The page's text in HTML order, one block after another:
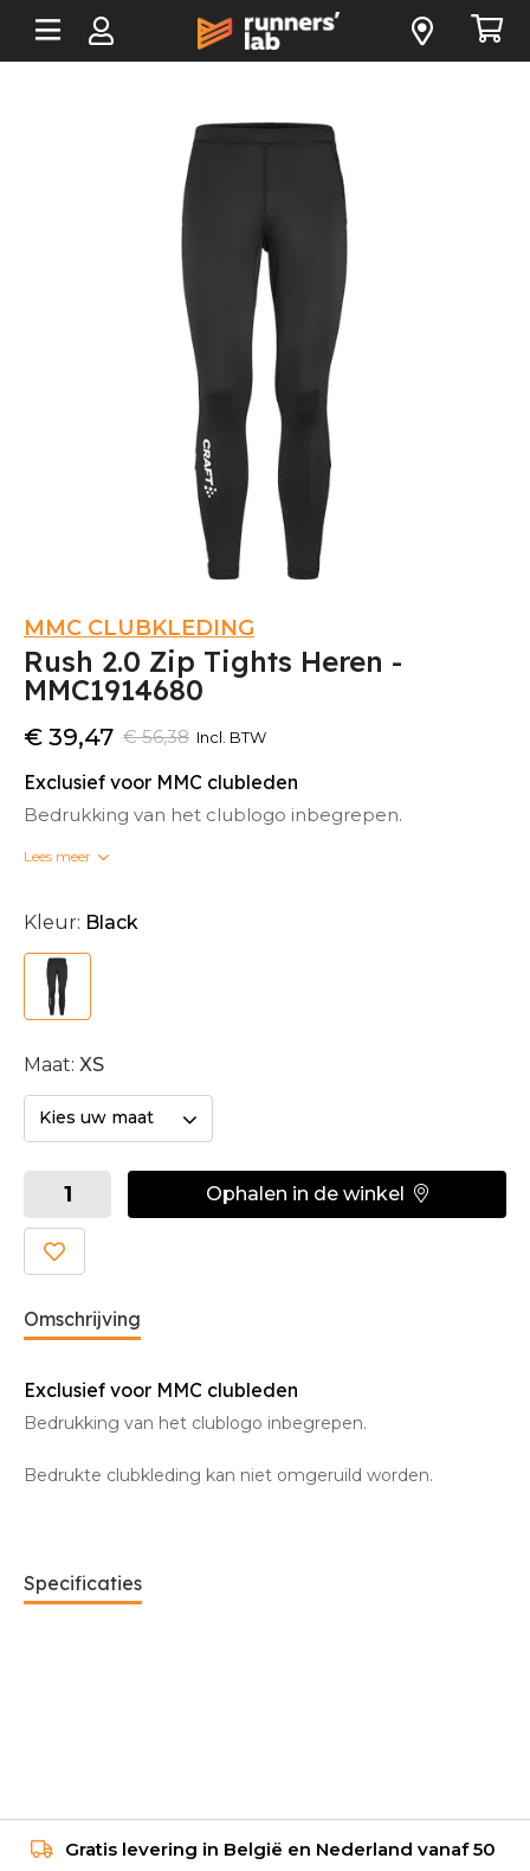
MMC CLUBKLEDING
Rush 2.0 Zip Tights Heren -
MMC1914680
€ 56,38
€ 39,47 Incl. BTW
Exclusief voor MMC clubleden
Bedrukking van het clublogo inbegrepen.
Bedrukte clubkleding kan niet omgeruild worden.
Lees meer
Kleur: Black
Maat: XS
Kies uw maat
Ophalen in de winkel
Omschrijving
Exclusief voor MMC clubleden
Bedrukking van het clublogo inbegrepen.
Bedrukte clubkleding kan niet omgeruild worden.
Specificaties
Gratis levering in België en Nederland vanaf 50